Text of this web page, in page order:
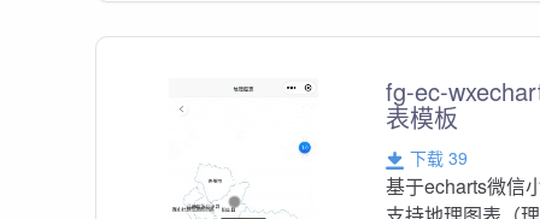
fg-ec-
表模板
下载 39
基于echarts微信